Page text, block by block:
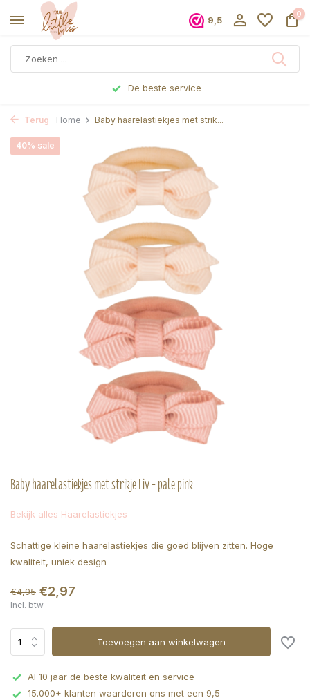
9,5
0
De beste service
Terug Home Baby haarelastiekjes met strik...
Baby haarelastiekjes met strikje Liv - pale pink
40% sale
Bekijk alles Haarelastiekjes
Schattige kleine haarelastiekjes die goed blijven zitten. Hoge
kwaliteit, uniek design
€4,95 €2,97
Incl. btw
Toevoegen aan winkelwagen
Al 10 jaar de beste kwaliteit en service
15.000+ klanten waarderen ons met een 9,5